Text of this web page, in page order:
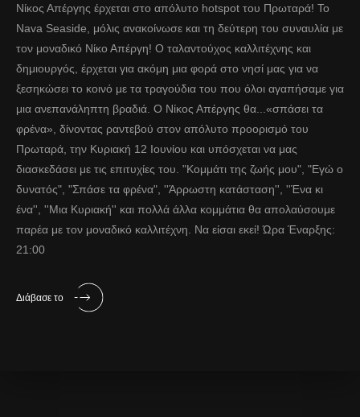
Νίκος Απέργης έρχεται στο απόλυτο hotspot του Πρωταρά! To
Nava Seaside, μόλις ανακοίνωσε και τη δεύτερη του συναυλία με
τον μοναδικό Νίκο Απέργη! Ο ταλαντούχος καλλιτέχνης και
δημιουργός, έρχεται για ακόμη μια φορά στο νησί μας για να
ξεσηκώσει το κοινό με τα τραγούδια του που όλοι αγαπήσαμε για
μια ανεπανάληπτη βραδιά. Ο Νίκος Απέργης θα...«σπάσει τα
φρένα», δίνοντας ραντεβού στον απόλυτο προορισμό του
Πρωταρά, την Κυριακή 12 Ιουνίου και υπόσχεται να μας
διασκεδάσει με τις επιτυχίες του. "Κομμάτι της ζωής μου", "Εγώ ο
δυνατός", "Σπάσε τα φρένα", ''Άρρωστη κατάσταση'', ''Ένα κι
ένα'', ''Μια Κυριακή'' και πολλά άλλα κομμάτια θα απολαύσουμε
παρέα με τον μοναδικό καλλιτέχνη. Να είσαι εκεί! Ώρα Έναρξης:
21:00
Διάβασε το